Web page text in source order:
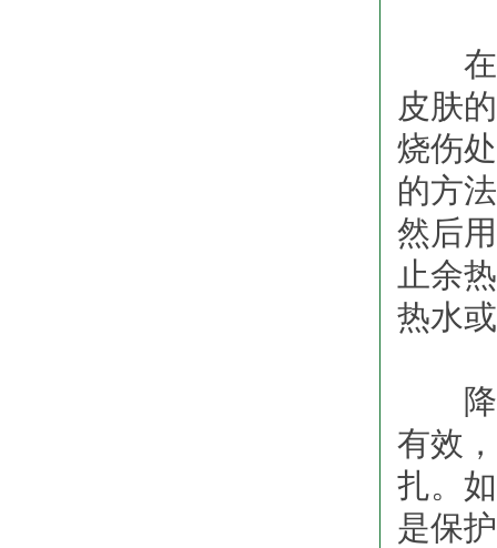
在烧
皮肤
烧伤
的方
然后
止余
热水
降温
有效
扎。
是保